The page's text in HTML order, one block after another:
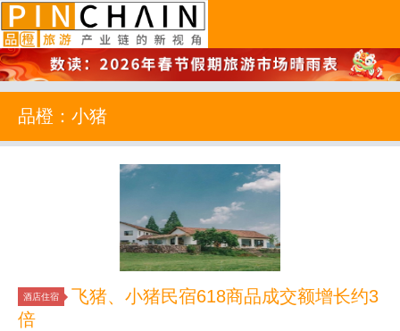
品橙旅游
品橙：小猪
酒店住宿
飞猪、小猪民宿618商品成交额增长约3
倍